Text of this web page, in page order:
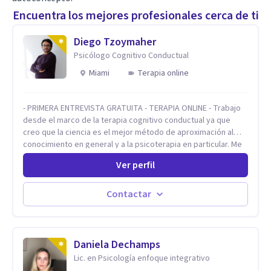
Encuentra los mejores profesionales cerca de ti
Diego Tzoymaher
Psicólogo Cognitivo Conductual
Miami
Terapia online
- PRIMERA ENTREVISTA GRATUITA - TERAPIA ONLINE - Trabajo
desde el marco de la terapia cognitivo conductual ya que
creo que la ciencia es el mejor método de aproximación al
conocimiento en general y a la psicoterapia en particular. Me
interesan los procesos de cambio conductual por los que una
persona pueda alcanzar sus objetivos, transitando,
aceptando y modificando sus patrones cognitivos y
emocionales. Abordo patologías específicas como trastornos
de ansiedad y del ánimo, y también crisis vitales y procesos
Ver perfil
Contactar
Daniela Dechamps
Lic. en Psicología enfoque integrativo